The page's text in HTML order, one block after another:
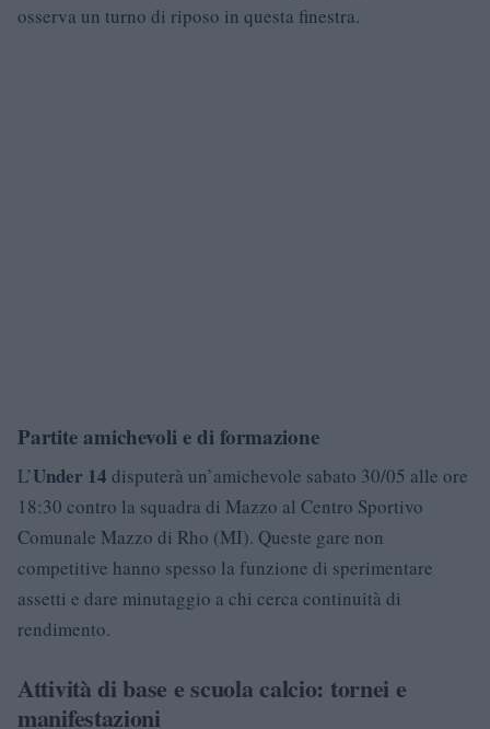
osserva un turno di riposo in questa finestra.
Partite amichevoli e di formazione
L’Under 14 disputerà un’amichevole sabato 30/05 alle ore
18:30 contro la squadra di Mazzo al Centro Sportivo
Comunale Mazzo di Rho (MI). Queste gare non
competitive hanno spesso la funzione di sperimentare
assetti e dare minutaggio a chi cerca continuità di
rendimento.
Attività di base e scuola calcio: tornei e
manifestazioni